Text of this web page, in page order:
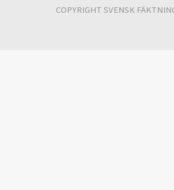
COPYRIGHT SVENSK